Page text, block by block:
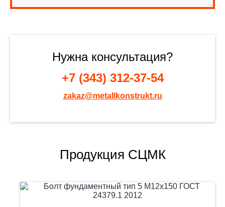
Нужна консультация?
+7 (343) 312-37-54
zakaz@metallkonstrukt.ru
Продукция СЦМК